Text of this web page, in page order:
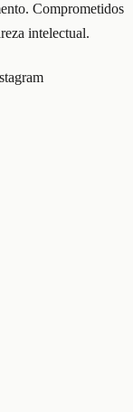
Comprometidos
intelectual.